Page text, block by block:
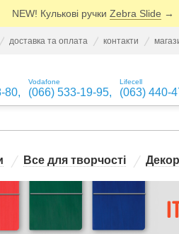
NEW! Кулькові ручки Zebra Slide →
доставка та оплата контакти
80,
Vodafone
(066) 533-19-95,
Lifecell
(063) 440-
Все для творчості Декор